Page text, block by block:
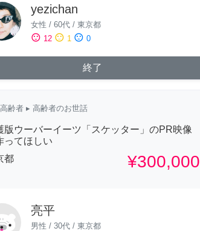
yezichan
女性 / 60代 / 東京都
sentiment_satisfied 12 sentiment_neutral 1 sentiment_dissatisfied 0
終了
高齢者 ▸ 高齢者のお世話
版ウーバーイーツ「スケッター」のPR映像
ってほしい
都
¥300,000
亮平
男性 / 30代 / 東京都